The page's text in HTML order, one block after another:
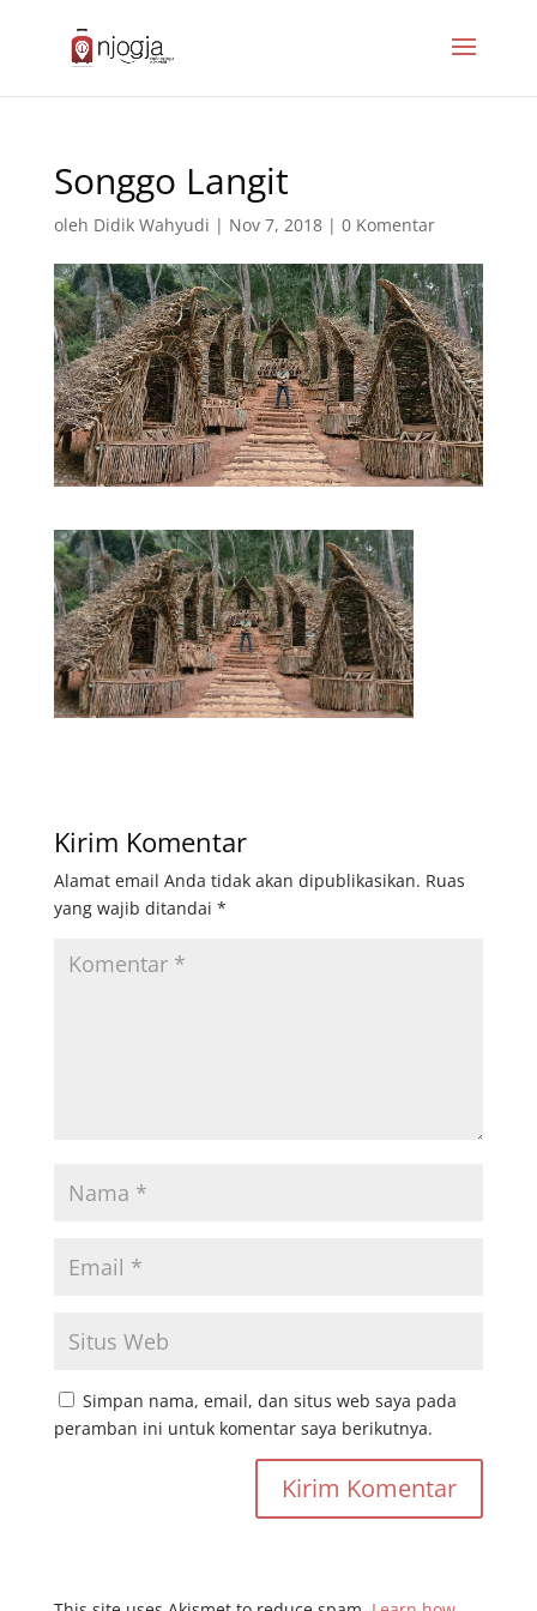
Songgo Langit
oleh Didik Wahyudi | Nov 7, 2018| 0 Komentar
Kirim Komentar
Alamat email Anda tidak akan dipublikasikan. Ruas
yang wajib ditandai *
Simpan nama, email, dan situs web saya pada
peramban ini untuk komentar saya berikutnya.